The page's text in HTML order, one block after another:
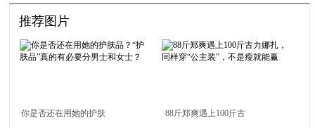
推荐图片
你是否还在用她的护肤 88斤郑爽遇上100斤古